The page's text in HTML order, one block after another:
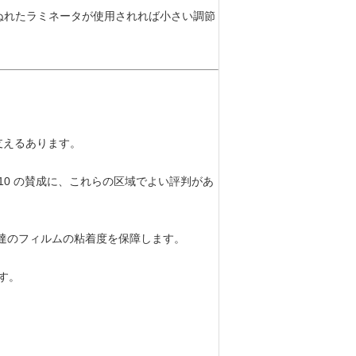
たラミネータが使用されれば小さい調節
るあります。
の賛成に、これらの区域でよい評判があ
フィルムの粘着度を保障します。
。